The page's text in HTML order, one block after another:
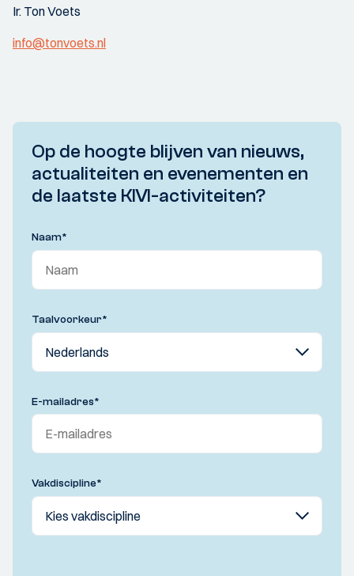
Ir. Ton Voets
info@tonvoets.nl
Op de hoogte blijven van nieuws,
actualiteiten en evenementen en
de laatste KIVI-activiteiten?
Naam*
Taalvoorkeur*
E-mailadres*
Vakdiscipline*